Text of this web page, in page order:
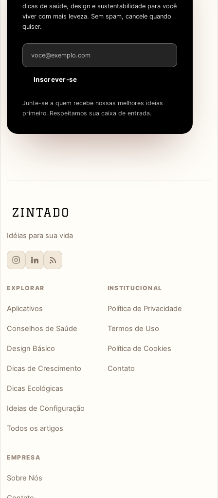
dicas de saúde, design e sustentabilidade para você
viver com mais leveza. Sem spam, cancele quando
quiser.
Endereço de e-mail
Inscrever-se
Junte-se a quem recebe nossas melhores ideias
primeiro. Respeitamos sua caixa de entrada.
Idéias para sua vida
EXPLORAR
Aplicativos
Conselhos de Saúde
Design Básico
Dicas de Crescimento
Dicas Ecológicas
Ideias de Configuração
Todos os artigos
INSTITUCIONAL
Política de Privacidade
Termos de Uso
Política de Cookies
Contato
EMPRESA
Sobre Nós